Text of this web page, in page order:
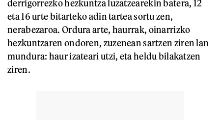
derrigorrezko hezkuntza luzatzearekin batera, 12
eta 16 urte bitarteko adin tartea sortu zen,
nerabezaroa. Ordura arte, haurrak, oinarrizko
hezkuntzaren ondoren, zuzenean sartzen ziren lan
mundura: haur izateari utzi, eta heldu bilakatzen
ziren.